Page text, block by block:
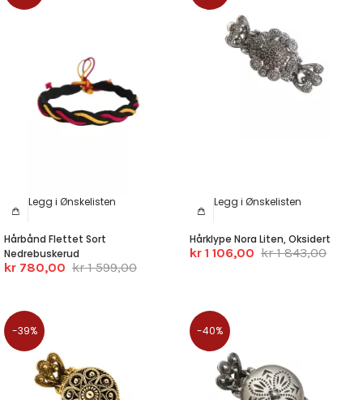
Legg i Ønskelisten
Hårbånd Flettet Sort
Nedrebuskerud
kr 780,00 kr 1 599,00
Legg i Ønskelisten
Hårklype Nora Liten, Oksidert
kr 1 106,00 kr 1 843,00
-39% -40%